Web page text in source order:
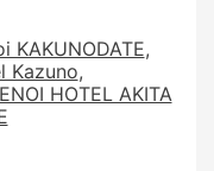
KAKUNODATE
Kazuno
HOTEL AKITA